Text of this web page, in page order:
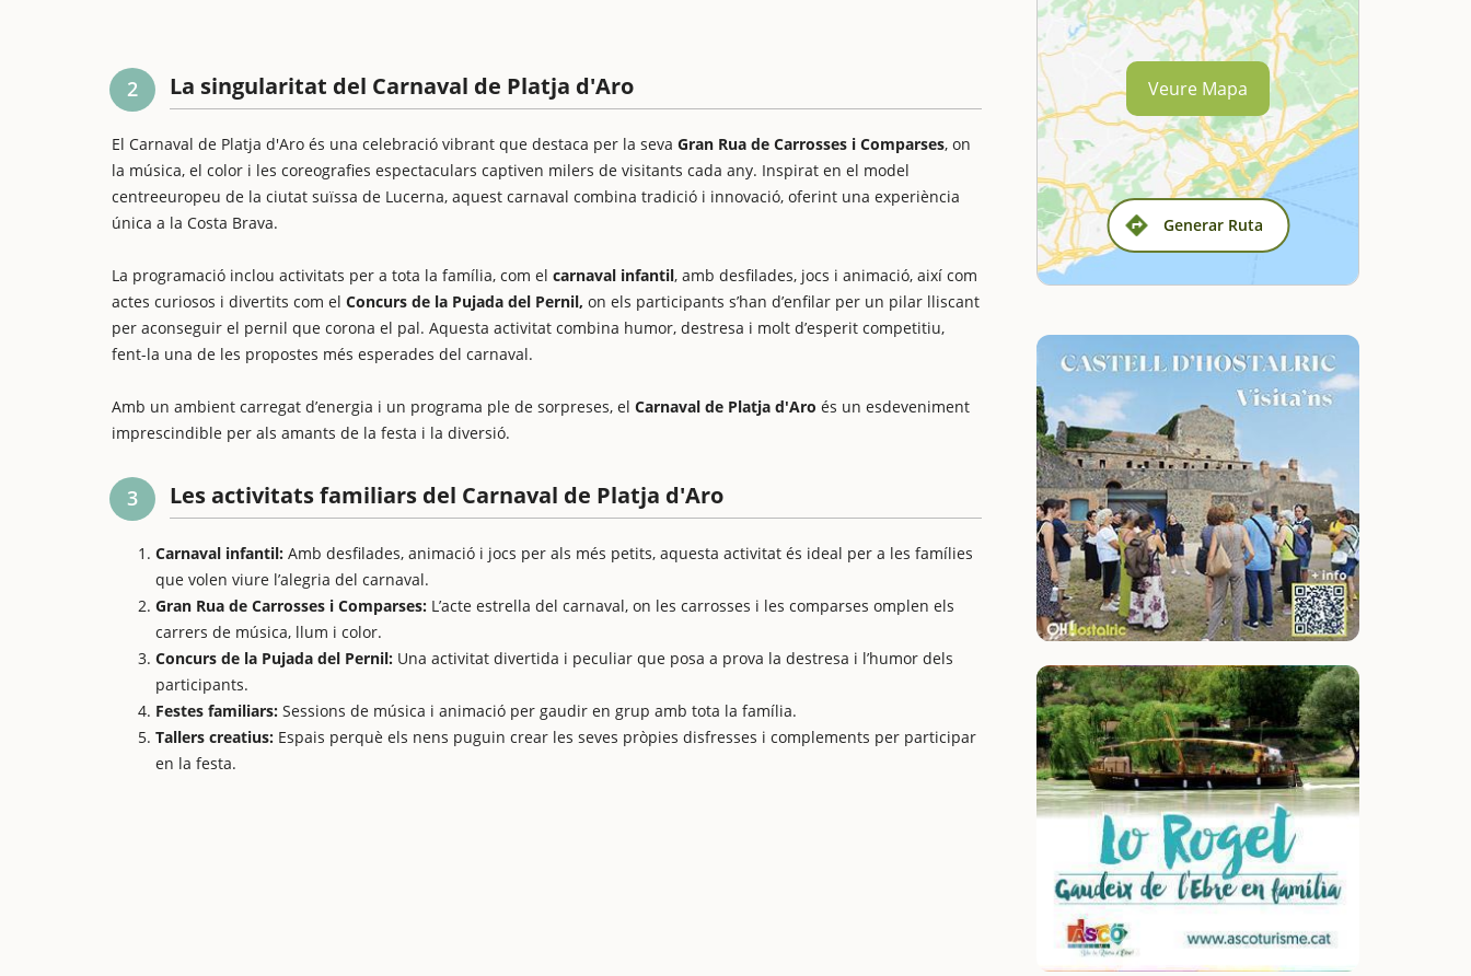
2 La singularitat del Carnaval de Platja d'Aro
El Carnaval de Platja d'Aro és una celebració vibrant que destaca per la seva Gran Rua de Carrosses i Comparses, on
la música, el color i les coreografies espectaculars captiven milers de visitants cada any. Inspirat en el model
centreeuropeu de la ciutat suïssa de Lucerna, aquest carnaval combina tradició i innovació, oferint una experiència
única a la Costa Brava.
La programació inclou activitats per a tota la família, com el carnaval infantil, amb desfilades, jocs i animació, així com
actes curiosos i divertits com el Concurs de la Pujada del Pernil, on els participants s’han d’enfilar per un pilar lliscant
per aconseguir el pernil que corona el pal. Aquesta activitat combina humor, destresa i molt d’esperit competitiu,
fent-la una de les propostes més esperades del carnaval.
Amb un ambient carregat d’energia i un programa ple de sorpreses, el Carnaval de Platja d'Aro és un esdeveniment
imprescindible per als amants de la festa i la diversió.
3 Les activitats familiars del Carnaval de Platja d'Aro
Carnaval infantil: Amb desfilades, animació i jocs per als més petits, aquesta activitat és ideal per a les famílies
que volen viure l’alegria del carnaval.
Gran Rua de Carrosses i Comparses: L’acte estrella del carnaval, on les carrosses i les comparses omplen els
carrers de música, llum i color.
Concurs de la Pujada del Pernil: Una activitat divertida i peculiar que posa a prova la destresa i l’humor dels
participants.
Festes familiars: Sessions de música i animació per gaudir en grup amb tota la família.
Tallers creatius: Espais perquè els nens puguin crear les seves pròpies disfresses i complements per participar
en la festa.
Generar Ruta
Veure Mapa